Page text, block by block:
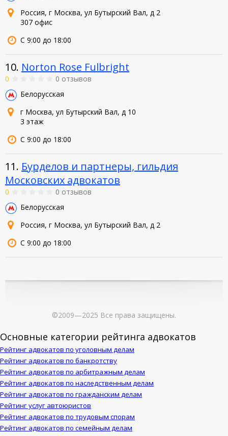
Россия, г Москва, ул Бутырский Вал, д 2
307 офис
С 9:00 до 18:00
10. Norton Rose Fulbright
0
0 отзывов
Белорусская
г Москва, ул Бутырский Вал, д 10
3 этаж
С 9:00 до 18:00
11. Бурделов и партнеры, гильдия
Московских адвокатов
0
0 отзывов
Белорусская
Россия, г Москва, ул Бутырский Вал, д 2
С 9:00 до 18:00
©2009—2025 Все права защищены.
Основные категории рейтинга адвокатов
Рейтинг адвокатов по уголовным делам
Рейтинг адвокатов по банкротству
Рейтинг адвокатов по арбитражным делам
Рейтинг адвокатов по наследственным делам
Рейтинг адвокатов по гражданским делам
Рейтинг услуг автоюристов
Рейтинг адвокатов по трудовым спорам
Рейтинг адвокатов по семейным делам